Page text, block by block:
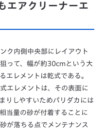
エアクリーナーエ
ク内側中央部にレイアウト
って、幅が約30cmという大
エレメントは乾式である。
エレメントは、その表面に
りしやすいためパリダカには
当量の砂が付着することに
が落ちる点でメンテナンス